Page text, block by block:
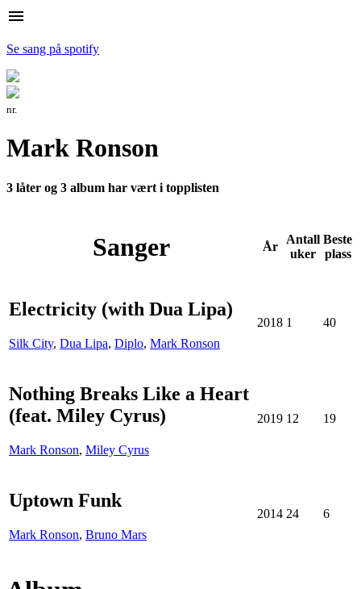
menu
Se sang på spotify
nr.
Mark Ronson
3 låter og 3 album har vært i topplisten
Sanger År
Antall
uker
Beste
plass
Electricity (with Dua Lipa)
Silk City, Dua Lipa, Diplo, Mark Ronson
2018 1 40
Nothing Breaks Like a Heart
(feat. Miley Cyrus)
Mark Ronson, Miley Cyrus
2019 12 19
Uptown Funk
Mark Ronson, Bruno Mars
2014 24 6